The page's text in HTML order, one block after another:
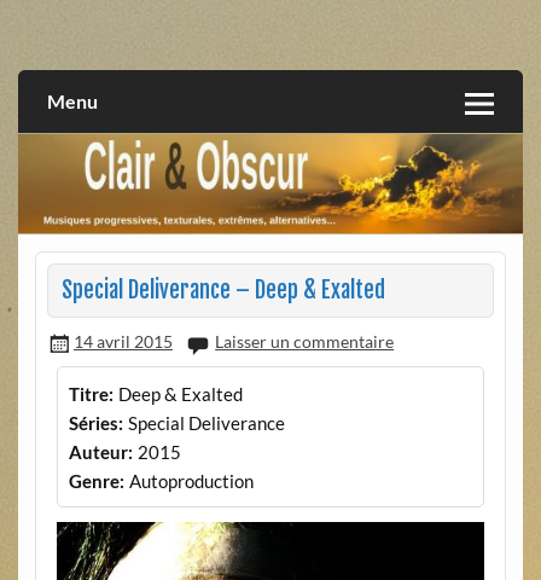
extrêmes, alternatives, texturales
Menu
Special Deliverance – Deep & Exalted
14 avril 2015 Laisser un commentaire
Titre: Deep & Exalted
Séries: Special Deliverance
Auteur: 2015
Genre: Autoproduction